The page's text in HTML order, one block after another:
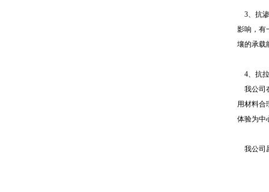
3、抗渗
影响，有
壤的承载
4、抗
我公司
用材料合
体验为中
我公司